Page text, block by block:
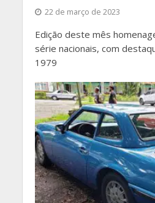
22 de março de 2023
Edição deste mês
série nacionais, com
1979